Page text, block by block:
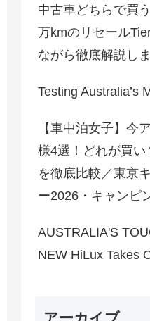
中古車どちらで買
万kmのリセール
ながら徹底解説しま
Testing Australia’s
【車中泊女子】今
様4選！どれが買
を徹底比較／東京
ー2026・キャンピ
AUSTRALIA'S
NEW HiLux Takes
アーカイブ